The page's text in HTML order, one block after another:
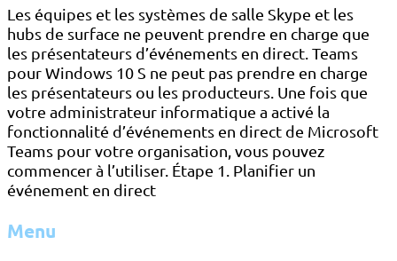
Les équipes et les systèmes de salle Skype et les
hubs de surface ne peuvent prendre en charge que
les présentateurs d’événements en direct. Teams
pour Windows 10 S ne peut pas prendre en charge
les présentateurs ou les producteurs. Une fois que
votre administrateur informatique a activé la
fonctionnalité d’événements en direct de Microsoft
Teams pour votre organisation, vous pouvez
commencer à l’utiliser. Étape 1. Planifier un
événement en direct
Menu